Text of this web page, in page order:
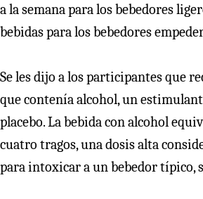
a la semana para los bebedores
bebidas para los bebedores
Se les dijo a los participantes que
que contenía alcohol, un
placebo. La bebida con alcohol
cuatro tragos, una dosis alta
para intoxicar a un bebedor típico,